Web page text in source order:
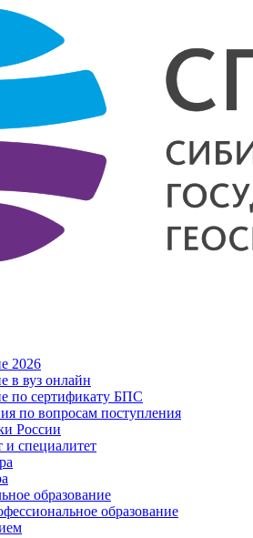
2026
в вуз онлайн
по сертификату БПС
по вопросам поступления
России
и специалитет
образование
образование